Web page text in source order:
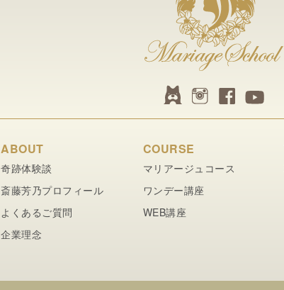
ABOUT
奇跡体験談
斎藤芳乃プロフィール
よくあるご質問
企業理念
COURSE
マリアージュコース
ワンデー講座
WEB講座